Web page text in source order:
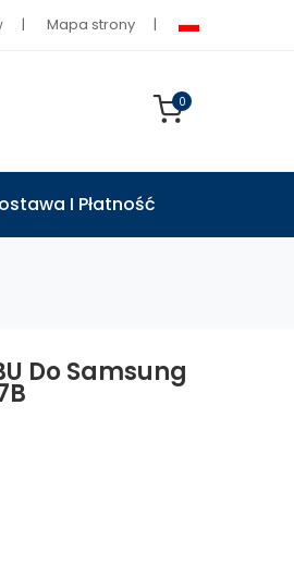
Mapa strony
0
I Płatność
Do Samsung